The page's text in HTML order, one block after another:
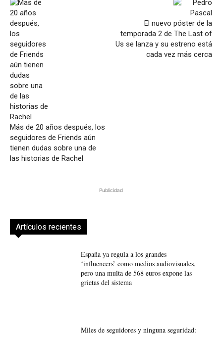
Más de 20 años después, los
seguidores de Friends aún
tienen dudas sobre una de
las historias de Rachel
El nuevo póster de la
temporada 2 de The Last of
Us se lanza y su estreno está
cada vez más cerca
Publicidad
Artículos recientes
España ya regula a los grandes
‘influencers’ como medios audiovisuales,
pero una multa de 568 euros expone las
grietas del sistema
Miles de seguidores y ninguna seguridad: